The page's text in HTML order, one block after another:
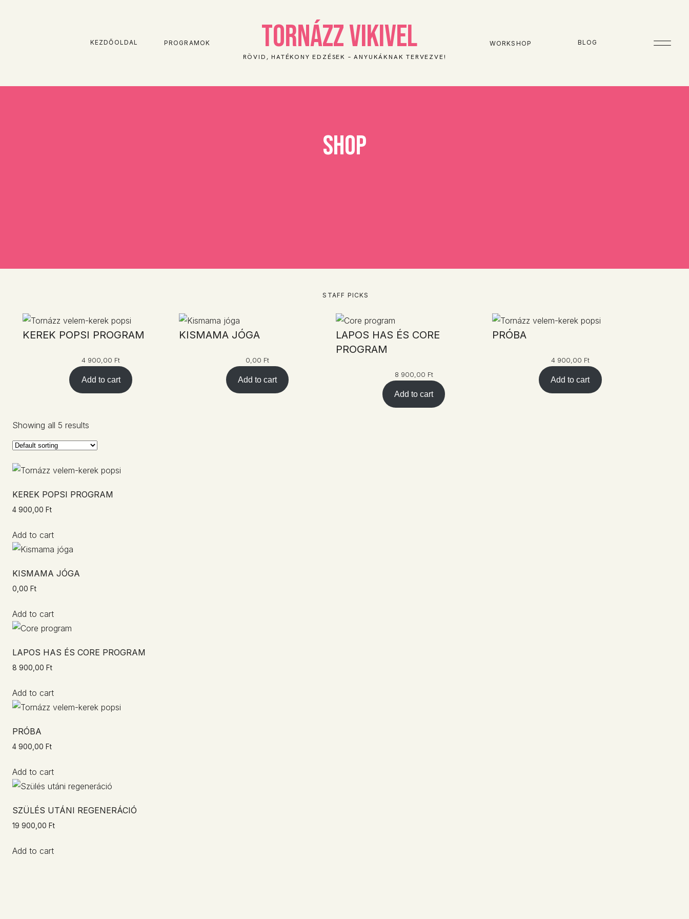
BLOG
WORKSHOP
RÖVID, HATÉKONY EDZÉSEK – ANYUKÁKNAK TERVEZVE!
TORNÁZZ vikivel
PROGRAMOK
KEZDŐOLDAL
STAFF PICKS
KEREK POPSI PROGRAM
4 900,00 Ft
Add to cart
KISMAMA JÓGA
0,00 Ft
Add to cart
LAPOS HAS ÉS CORE
PROGRAM
8 900,00 Ft
Add to cart
PRÓBA
4 900,00 Ft
Add to cart
Showing all 5 results
KEREK POPSI PROGRAM
4 900,00 Ft
Add to cart
KISMAMA JÓGA
0,00 Ft
Add to cart
LAPOS HAS ÉS CORE PROGRAM
8 900,00 Ft
Add to cart
PRÓBA
4 900,00 Ft
Add to cart
SZÜLÉS UTÁNI REGENERÁCIÓ
19 900,00 Ft
Add to cart
Shop